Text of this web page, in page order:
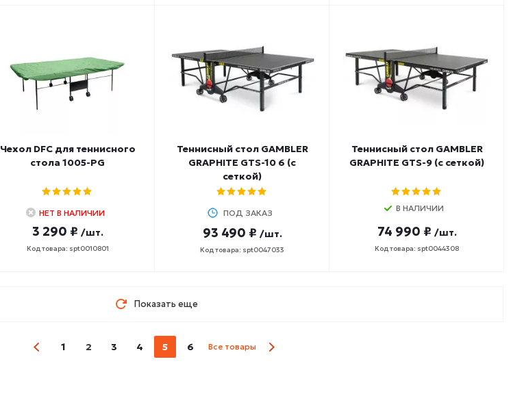
Чехол DFC для теннисного
стола 1005-PG
НЕТ В НАЛИЧИИ
3 290 ₽ /шт.
Код товара: spt0010801
Теннисный стол GAMBLER
GRAPHITE GTS-10 6 (с
сеткой)
ПОД ЗАКАЗ
93 490 ₽ /шт.
Код товара: spt0047033
Теннисный стол GAMBLER
GRAPHITE GTS-9 (с сеткой)
В НАЛИЧИИ
74 990 ₽ /шт.
Код товара: spt0044308
Показать еще
1 2 3 4 5 6 Все товары